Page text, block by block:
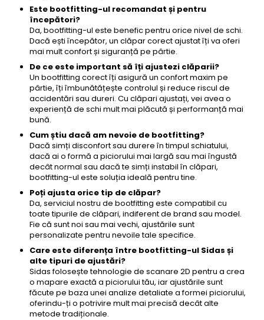
Este bootfitting-ul recomandat și pentru
începători?
Da, bootfitting-ul este benefic pentru orice nivel de schi.
Dacă ești începător, un clăpar corect ajustat îți va oferi
mai mult confort și siguranță pe pârtie.
De ce este important să îți ajustezi clăparii?
Un bootfitting corect îți asigură un confort maxim pe
pârtie, îți îmbunătățește controlul și reduce riscul de
accidentări sau dureri. Cu clăpari ajustați, vei avea o
experiență de schi mult mai plăcută și performanță mai
bună.
Cum știu dacă am nevoie de bootfitting?
Dacă simți disconfort sau durere în timpul schiatului,
dacă ai o formă a piciorului mai largă sau mai îngustă
decât normal sau dacă te simți instabil în clăpari,
bootfitting-ul este soluția ideală pentru tine.
Poți ajusta orice tip de clăpar?
Da, serviciul nostru de bootfitting este compatibil cu
toate tipurile de clăpari, indiferent de brand sau model.
Fie că sunt noi sau mai vechi, ajustările sunt
personalizate pentru nevoile tale specifice.
Care este diferența între bootfitting-ul Sidas și
alte tipuri de ajustări?
Sidas folosește tehnologie de scanare 2D pentru a crea
o mapare exactă a piciorului tău, iar ajustările sunt
făcute pe baza unei analize detaliate a formei piciorului,
oferindu-ți o potrivire mult mai precisă decât alte
metode tradiționale.